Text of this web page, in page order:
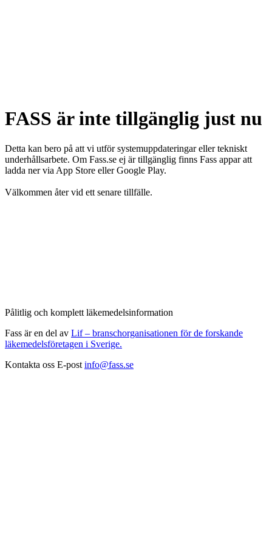
FASS är inte tillgänglig just nu
Detta kan bero på att vi utför systemuppdateringar eller tekniskt
underhållsarbete. Om Fass.se ej är tillgänglig finns Fass appar att
ladda ner via App Store eller Google Play.
Välkommen åter vid ett senare tillfälle.
Pålitlig och komplett läkemedelsinformation
Fass är en del av Lif – branschorganisationen för de forskande
läkemedelsföretagen i Sverige.
Kontakta oss E-post info@fass.se